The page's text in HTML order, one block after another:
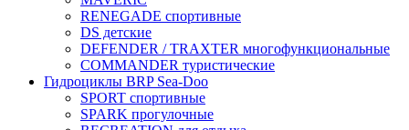
RENEGADE спортивные
DS детские
DEFENDER / TRAXTER многофункциональные
COMMANDER туристические
Гидроциклы BRP Sea-Doo
SPORT спортивные
SPARK прогулочные